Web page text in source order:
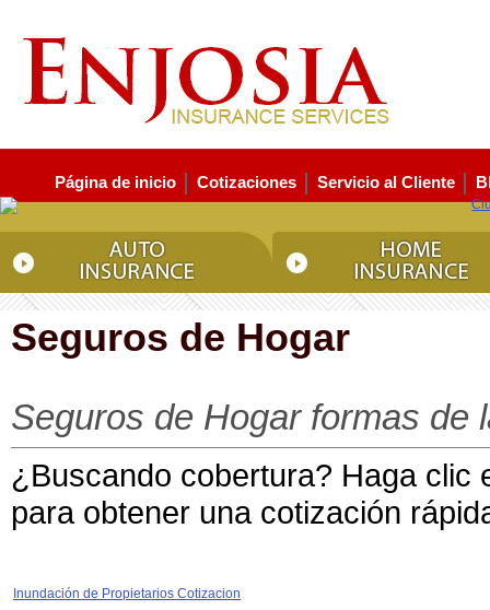
Página de inicio Cotizaciones Servicio al Cliente
Seguros de Hogar
Seguros de Hogar formas de
¿Buscando cobertura? Haga clic
para obtener una cotización
Inundación de Propietarios Cotizacion